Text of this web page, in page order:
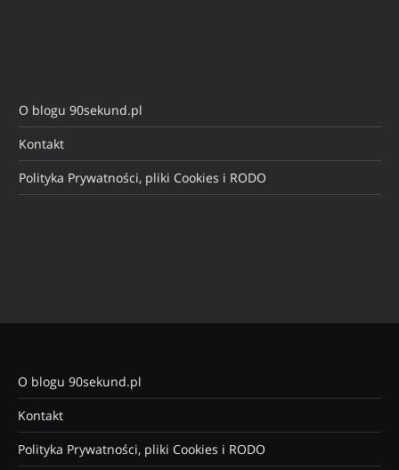
O blogu 90sekund.pl
Kontakt
Polityka Prywatności, pliki Cookies i RODO
O blogu 90sekund.pl
Kontakt
Polityka Prywatności, pliki Cookies i RODO